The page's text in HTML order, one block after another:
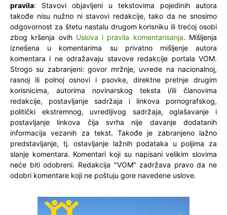
pravila: Stavovi objavljeni u tekstovima pojedinih autora
takođe nisu nužno ni stavovi redakcije, tako da ne snosimo
odgovornost za štetu nastalu drugom korisniku ili trećoj osobi
zbog kršenja ovih Uslova i pravila komentarisanja. Mišljenja
iznešena u komentarima su privatno mišljenje autora
komentara i ne odražavaju stavove redakcije portala VOM.
Strogo su zabranjeni: govor mržnje, uvrede na nacionalnoj,
rasnoj ili polnoj osnovi i psovke, direktne pretnje drugim
korisnicima, autorima novinarskog teksta i/ili članovima
redakcije, postavljanje sadržaja i linkova pornografskog,
politički ekstremnog, uvredljivog sadržaja, oglašavanje i
postavljanje linkova čija svrha nije davanje dodatanih
informacija vezanih za tekst. Takođe je zabranjeno lažno
predstavljanje, tj. ostavljanje lažnih podataka u poljima za
slanje komentara. Komentari koji su napisani velikim slovima
neće biti odobreni. Redakcija "VOM" zadržava pravo da ne
odobri komentare koji ne poštuju gore navedene uslove.